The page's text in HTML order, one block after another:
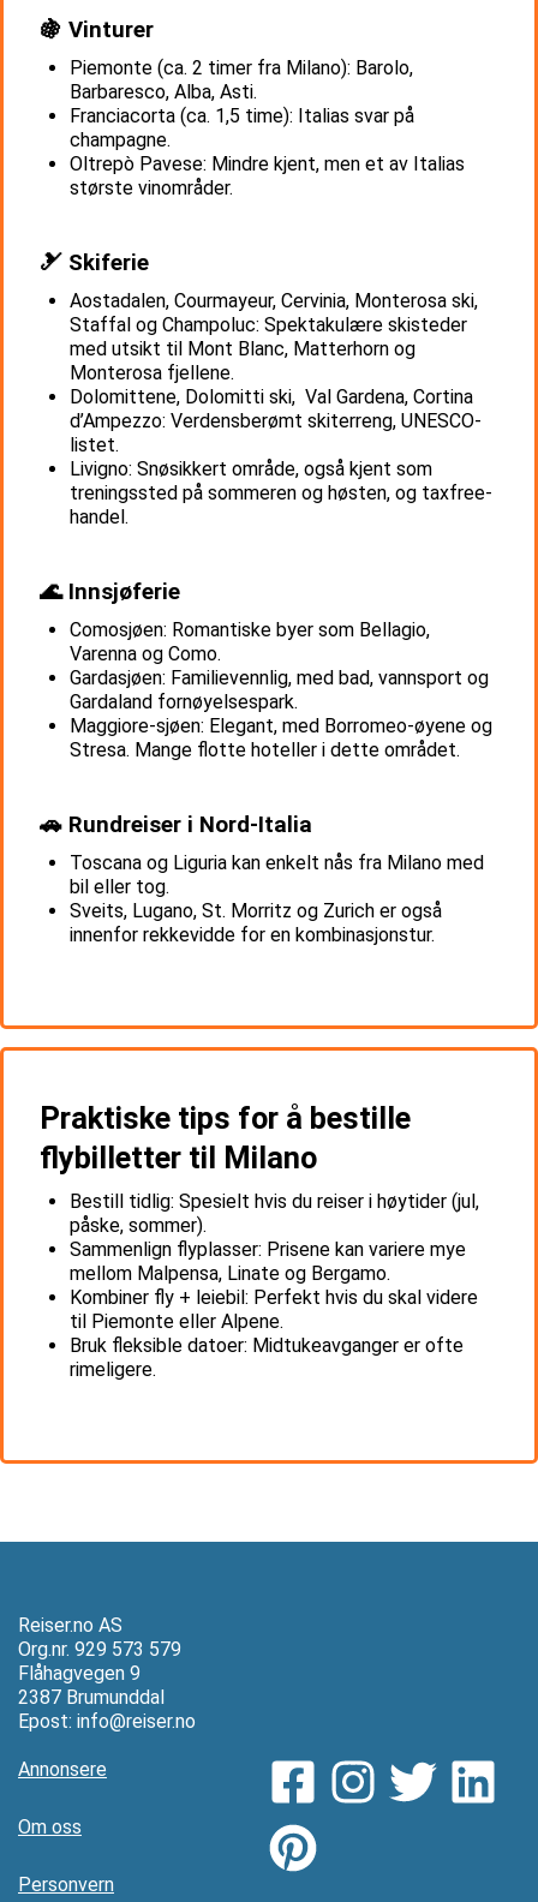
🍇 Vinturer
Piemonte (ca. 2 timer fra Milano): Barolo,
Barbaresco, Alba, Asti.
Franciacorta (ca. 1,5 time): Italias svar på
champagne.
Oltrepò Pavese: Mindre kjent, men et av Italias
største vinområder.
🎿 Skiferie
Aostadalen, Courmayeur, Cervinia, Monterosa ski,
Staffal og Champoluc: Spektakulære skisteder
med utsikt til Mont Blanc, Matterhorn og
Monterosa fjellene.
Dolomittene, Dolomitti ski, Val Gardena, Cortina
d’Ampezzo: Verdensberømt skiterreng, UNESCO-
listet.
Livigno: Snøsikkert område, også kjent som
treningssted på sommeren og høsten, og taxfree-
handel.
🌊 Innsjøferie
Comosjøen: Romantiske byer som Bellagio,
Varenna og Como.
Gardasjøen: Familievennlig, med bad, vannsport og
Gardaland fornøyelsespark.
Maggiore-sjøen: Elegant, med Borromeo-øyene og
Stresa. Mange flotte hoteller i dette området.
🚗 Rundreiser i Nord-Italia
Toscana og Liguria kan enkelt nås fra Milano med
bil eller tog.
Sveits, Lugano, St. Morritz og Zurich er også
innenfor rekkevidde for en kombinasjonstur.
Praktiske tips for å bestille
flybilletter til Milano
Bestill tidlig: Spesielt hvis du reiser i høytider (jul,
påske, sommer).
Sammenlign flyplasser: Prisene kan variere mye
mellom Malpensa, Linate og Bergamo.
Kombiner fly + leiebil: Perfekt hvis du skal videre
til Piemonte eller Alpene.
Bruk fleksible datoer: Midtukeavganger er ofte
rimeligere.
Reiser.no AS
Org.nr. 929 573 579
Flåhagvegen 9
2387 Brumunddal
Epost: info@reiser.no
Annonsere
Om oss
Personvern